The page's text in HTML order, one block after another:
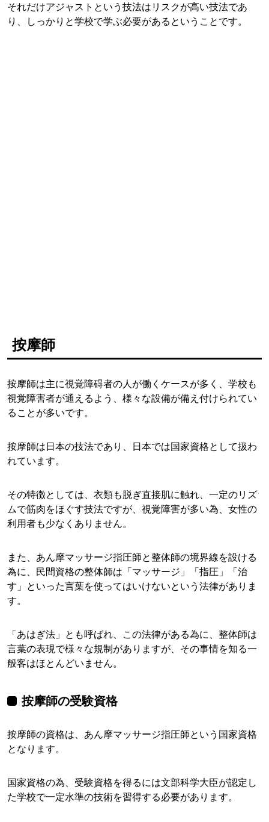
それだけアジャストという技法はリスクが高い技法であ
り、しっかりと学校で学ぶ必要があるということです。
按摩師
按摩師は主に視覚障碍者の人が働くケースが多く、学校も
視覚障害者が通えるよう、様々な設備が備え付けられてい
ることが多いです。
按摩師は日本の技法であり、日本では国家資格として扱わ
れています。
その特徴としては、衣類も脱ぎ直接肌に触れ、一定のリズ
ムで筋肉をほぐす技法ですが、視覚障害が多い為、女性の
利用者も少なくありません。
また、あん摩マッサージ指圧師と整体師の境界線を設ける
為に、民間資格の整体師は「マッサージ」「指圧」「治
す」といった言葉を使ってはいけないという法律がありま
す。
「あはぎ法」とも呼ばれ、この法律がある為に、整体師は
言葉の表現で様々な規制がありますが、その事情を知る一
般客はほとんどいません。
按摩師の受験資格
按摩師の資格は、あん摩マッサージ指圧師という国家資格
となります。
国家資格の為、受験資格を得るには文部科学大臣が認定し
た学校で一定水準の技術を習得する必要があります。